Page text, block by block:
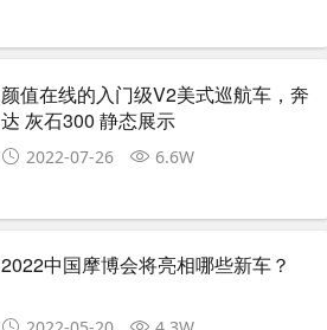
颜值在线的入门级V2美式巡航车，奔
达 灰石300 静态展示
2022-07-26 6.6W
2022中国摩博会将亮相哪些新车？